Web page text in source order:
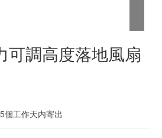
可調高度落地風扇
個工作天内寄出